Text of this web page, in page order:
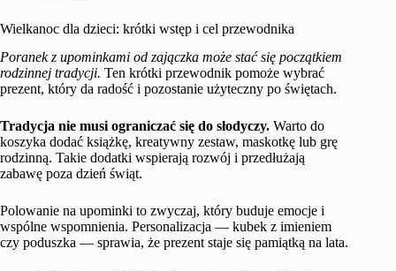
Wielkanoc dla dzieci: krótki wstęp i cel przewodnika
Poranek z upominkami od zajączka może stać się początkiem
rodzinnej tradycji. Ten krótki przewodnik pomoże wybrać
prezent, który da radość i pozostanie użyteczny po świętach.
Tradycja nie musi ograniczać się do słodyczy. Warto do
koszyka dodać książkę, kreatywny zestaw, maskotkę lub grę
rodzinną. Takie dodatki wspierają rozwój i przedłużają
zabawę poza dzień świąt.
Polowanie na upominki to zwyczaj, który buduje emocje i
wspólne wspomnienia. Personalizacja — kubek z imieniem
czy poduszka — sprawia, że prezent staje się pamiątką na lata.